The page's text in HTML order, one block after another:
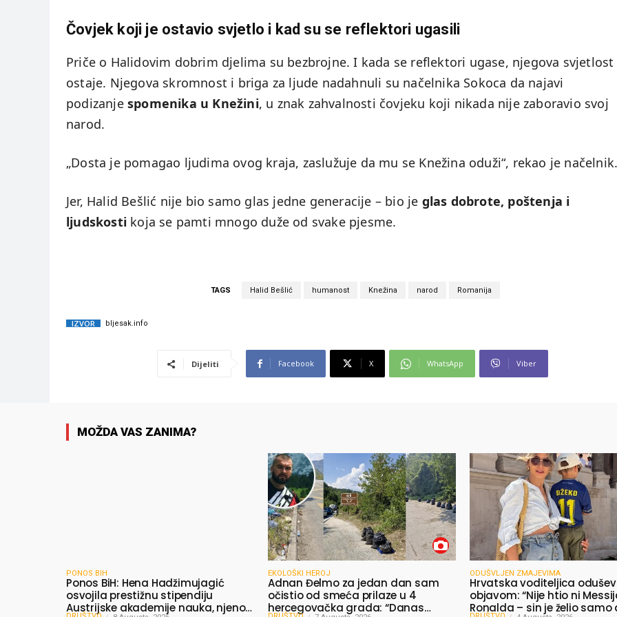
Čovjek koji je ostavio svjetlo i kad su se reflektori ugasili
Priče o Halidovim dobrim djelima su bezbrojne. I kada se reflektori ugase, njegova svjetlost
ostaje. Njegova skromnost i briga za ljude nadahnuli su načelnika Sokoca da najavi
podizanje spomenika u Knežini, u znak zahvalnosti čovjeku koji nikada nije zaboravio svoj
narod.
„Dosta je pomagao ljudima ovog kraja, zaslužuje da mu se Knežina oduži“, rekao je
Jer, Halid Bešlić nije bio samo glas jedne generacije – bio je glas dobrote, poštenja i
ljudskosti koja se pamti mnogo duže od svake pjesme.
TAGS Halid Bešlić humanost Knežina narod Romanija
IZVOR bljesak.info
Dijeliti Facebook X WhatsApp Viber
MOŽDA VAS ZANIMA?
PONOS BIH
Ponos BiH: Hena Hadžimujagić
osvojila prestižnu stipendiju
Austrijske akademije nauka, njeno
EKOLOŠKI HEROJ
Adnan Đelmo za jedan dan sam
očistio od smeća prilaze u 4
hercegovačka grada: “Danas
ODUŠVLJEN ZMAJEVIMA
Hrvatska voditeljica
objavom: “Nije htio ni
Ronalda – sin je želio samo